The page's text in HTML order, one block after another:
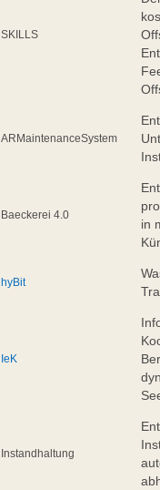
SKILLS
ARMaintenanceSystem
Baeckerei 4.0
in
hyBit
IeK
Instandhaltung